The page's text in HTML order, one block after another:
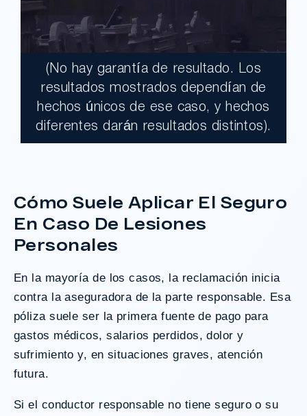
$17,900,000.00
Un jurado declaró al Condado de Los
¿Tengo Un Caso?
(No hay garantía de resultado. Los
resultados mostrados dependían de
hechos únicos de ese caso, y hechos
diferentes darán resultados distintos).
Cómo Suele Aplicar El Seguro
En Caso De Lesiones
Personales
En la mayoría de los casos, la reclamación inicia
contra la aseguradora de la parte responsable. Esa
póliza suele ser la primera fuente de pago para
gastos médicos, salarios perdidos, dolor y
sufrimiento y, en situaciones graves, atención
futura.
Si el conductor responsable no tiene seguro o su